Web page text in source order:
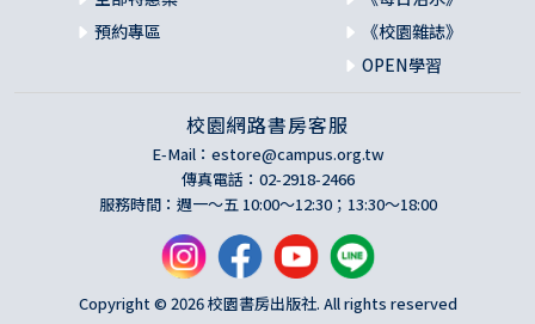
預約專區
《校園雜誌》
OPEN學習
校園網路書房客服
E-Mail： estore@campus.org.tw
傳真電話：02-2918-2466
服務時間：週一～五 10:00～12:30；13:30～18:00
Copyright © 2026 校園書房出版社. All rights reserved